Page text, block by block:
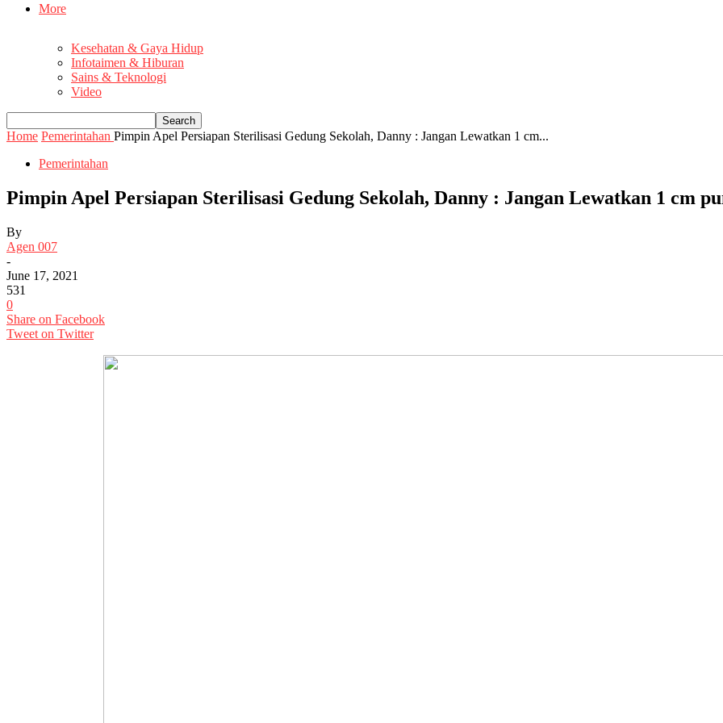
More
Kesehatan & Gaya Hidup
Infotaimen & Hiburan
Sains & Teknologi
Video
Home Pemerintahan Pimpin Apel Persiapan Sterilisasi Gedung Sekolah, Danny : Jangan Lewatkan 1 cm...
Pemerintahan
Pimpin Apel Persiapan Sterilisasi Gedung Sekolah, Danny : Jangan Lewatkan 1 cm
By
Agen 007
-
June 17, 2021
531
0
Share on Facebook
Tweet on Twitter